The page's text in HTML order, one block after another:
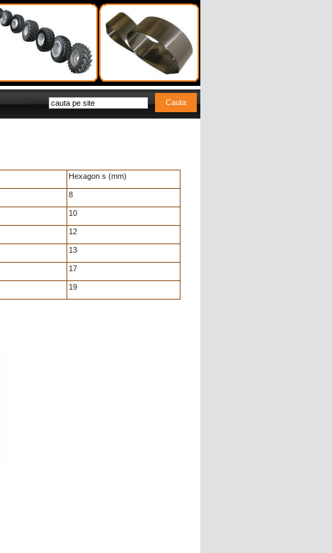
Hexagon s (mm)
8
10
12
13
17
19